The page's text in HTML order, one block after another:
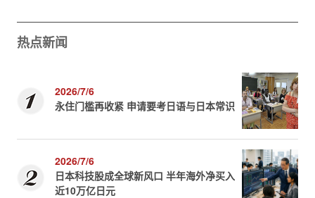
热点新闻
2026/7/6
永住门槛再收紧 申请要考日语与日本常识
2026/7/6
日本科技股成全球新风口 半年海外净买入
近10万亿日元